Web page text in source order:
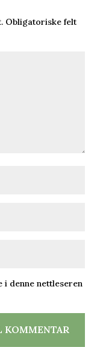
Obligatoriske felt
i denne nettleseren
KOMMENTAR